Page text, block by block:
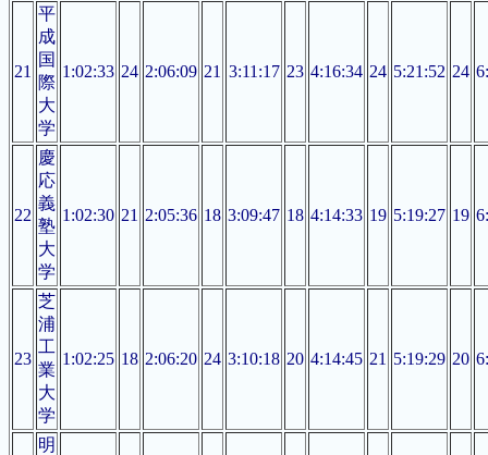
21
平
成
国
際
大
学
1:02:33 24 2:06:09 21 3:11:17 23 4:16:34 24 5:21:52 24
22
慶
応
義
塾
大
学
1:02:30 21 2:05:36 18 3:09:47 18 4:14:33 19 5:19:27 19
23
芝
浦
工
業
大
学
1:02:25 18 2:06:20 24 3:10:18 20 4:14:45 21 5:19:29 20
明